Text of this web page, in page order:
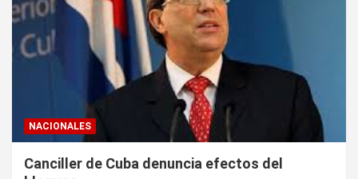
NACIONALES
Canciller de Cuba denuncia efectos del